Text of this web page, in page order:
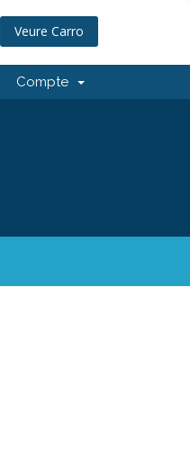
Veure Carro
Compte